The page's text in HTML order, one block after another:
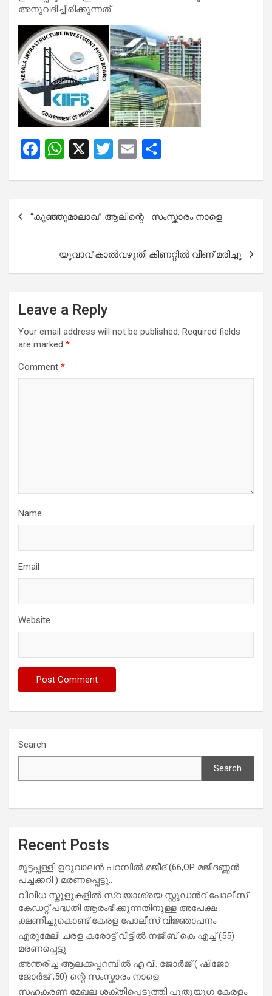
അനുവദിച്ചിരിക്കുന്നത്‌.
F
ce
o
W
at
A
p
p
X
T
tt
er
E
ail ar
navigation
“കുഞ്ഞുമാലാഖ” ആ​ലി​ന്റെ സം​സ്കാ​രം നാ​ളെ
യുവാവ് കാൽവഴുതി കിണറ്റിൽ വീണ് മരിച്ചു
Leave a Reply
Your email address will not be published. Required fields
are marked *
Comment *
Name
Email
Website
Search
Search
Recent Posts
മുട്ടപ്പള്ളി ഉറുവാലൻ പറമ്പിൽ മജീദ് (66,OP മജീദണ്ണൻ
പച്ചക്കറി ) മരണപ്പെട്ടു..
വിവിധ സ്കൂളുകളില്‍ സ്വയാശ്രയ സ്റ്റുഡന്‍റ് പോലീസ്
കേഡറ്റ് പദ്ധതി ആരംഭിക്കുന്നതിനുള്ള അപേക്ഷ
ക്ഷണിച്ചുകൊണ്ട് കേരള പോലീസ് വിജ്ഞാപനം
എരുമേലി ചരള കരോട്ട് വീട്ടിൽ നജീബ് കെ എച്ച് (55)
മരണപ്പെട്ടു.
അന്തരിച്ച ആ​ല​ക്ക​പ്പ​റമ്പിൽ​ എ.​വി. ജോ​ർ​ജ് ( ഷിജോ
ജോർജ് ,50) ന്റെ സംസ്കാരം നാളെ
സഹകരണ മേഖല ശക്തിപ്പെടുത്തി പുതുയുഗ കേരളം